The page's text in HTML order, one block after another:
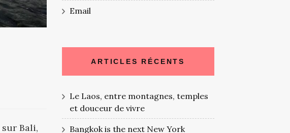
Bali,
Email
ARTICLES RÉCENTS
Le Laos, entre montagnes, temples
et douceur de vivre
Bangkok is the next New York